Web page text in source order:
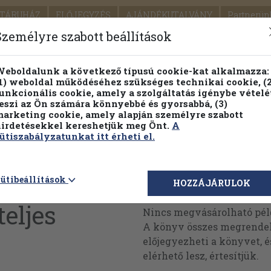
ELŐJEGYZÉS AJÁNDÉKUTALVÁNY
SEGÍTSÉG
PILLANATNYI ÁRAINK FENNTARTHATÓ
Részletes kereső Témaköri fa
Megvásárolható
Nincs megvásárolható
A könyv összes
előjegyezheti a könyvet,
elérhető lesz, értesítjük.
szabott beállítások
a következő típusú cookie-kat alkalmazza:
weboldal működéséhez szükséges technikai cookie,
cookie, amely a szolgáltatás igénybe
az Ön számára könnyebbé és gyorsabbá, (3)
cookie, amely alapján személyre szabott
kereshetjük meg Önt. A
itt érheti el.
HOZZÁJÁRULOK